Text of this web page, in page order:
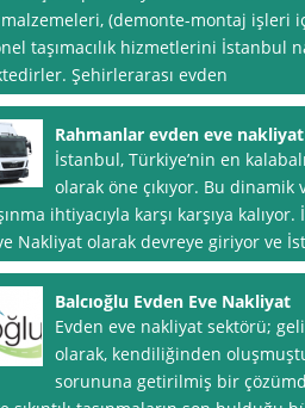
(demonte-montaj işleri
taşımacılık hizmetlerini İstanbul
Şehirlerarası evden
Rahmanlar evden eve nakliyat
İstanbul, Türkiye’nin en
olarak öne çıkıyor. Bu
ihtiyacıyla karşı karşıya
Nakliyat olarak devreye giriyor ve
Balcıoğlu Evden Eve Nakliyat
Evden eve nakliyat sektörü;
olarak, kendiliğinden
sorununa getirilmiş bir